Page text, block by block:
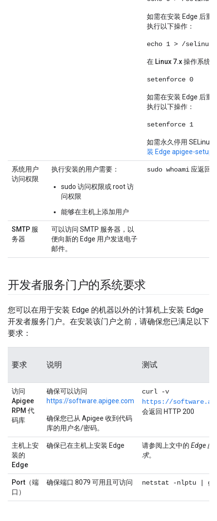
如需在安装 Edge 后重
执行以下操作：
echo 1 > /selinux/
在 Linux 7.x 操作系统上
setenforce 0
如需在安装 Edge 后重
执行以下操作：
setenforce 1
如需永久停用 SELinux
装 Edge apigee-setup
系统用户
访问权限
执行安装的用户需要：
sudo 访问权限或 root 访
问权限
能够在主机上添加用户
sudo whoami 应返回
SMTP 服
务器
可以访问 SMTP 服务器，以
便向新的 Edge 用户发送电子
邮件。
开发者服务门户的系统要求
您可以在用于安装 Edge 的机器以外的计算机上安装 Edge
开发者服务门户。在安装该门户之前，请确保您已满足以下
要求：
要求 说明 测试
访问
Apigee
RPM 代
码库
确保可以访问
https://software.apigee.com
确保您已从 Apigee 收到代码
库的用户名/密码。
curl -v
https://
会返回 HTTP 200
主机上安
装的
Edge
确保已在主机上安装 Edge 请参阅上文中的 Edge 的
求。
Port（端
口）
确保端口 8079 可用且可访问 netstat -nlptu |